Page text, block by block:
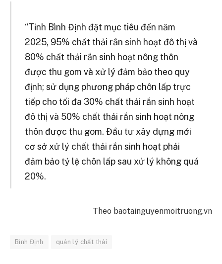
“Tỉnh Bình Định đặt mục tiêu đến năm
2025, 95% chất thải rắn sinh hoạt đô thị và
80% chất thải rắn sinh hoạt nông thôn
được thu gom và xử lý đảm bảo theo quy
định; sử dụng phương pháp chôn lấp trực
tiếp cho tối đa 30% chất thải rắn sinh hoạt
đô thị và 50% chất thải rắn sinh hoạt nông
thôn được thu gom. Đầu tư xây dựng mới
cơ sở xử lý chất thải rắn sinh hoạt phải
đảm bảo tỷ lệ chôn lấp sau xử lý không quá
20%.
Theo baotainguyenmoitruong.vn
Bình Định quản lý chất thải